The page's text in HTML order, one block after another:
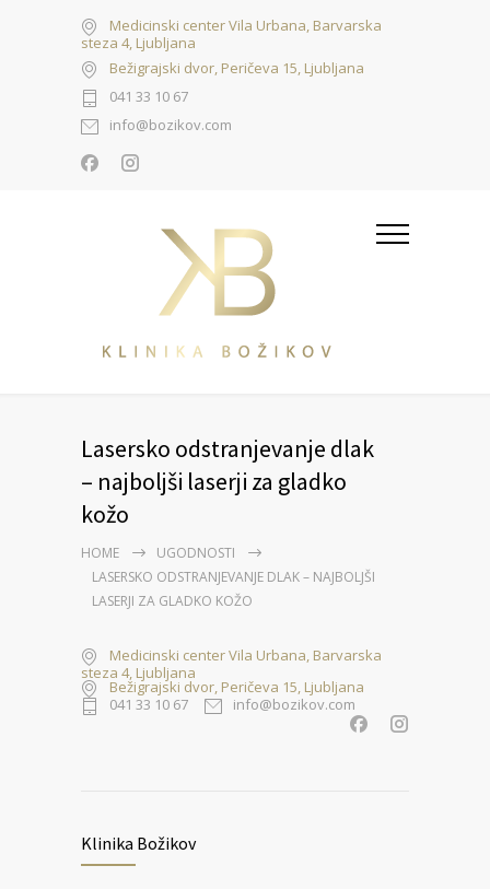
Medicinski center Vila Urbana, Barvarska
steza 4, Ljubljana
Bežigrajski dvor, Peričeva 15, Ljubljana
041 33 10 67
info@bozikov.com
Lasersko odstranjevanje dlak
– najboljši laserji za gladko
kožo
HOME
UGODNOSTI
LASERSKO ODSTRANJEVANJE DLAK – NAJBOLJŠI
LASERJI ZA GLADKO KOŽO
Medicinski center Vila Urbana, Barvarska
steza 4, Ljubljana
Bežigrajski dvor, Peričeva 15, Ljubljana
041 33 10 67
info@bozikov.com
Klinika Božikov